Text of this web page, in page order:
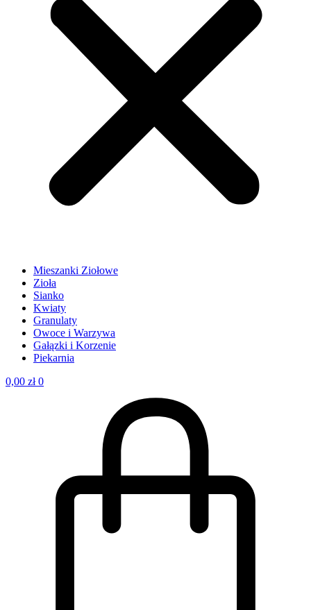
Mieszanki Ziołowe
Zioła
Sianko
Kwiaty
Granulaty
Owoce i Warzywa
Gałązki i Korzenie
Piekarnia
0,00 zł 0